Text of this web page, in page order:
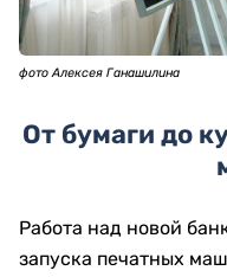
фото Алексея Ганашилина
От бумаги до
Работа над новой
запуска печатных